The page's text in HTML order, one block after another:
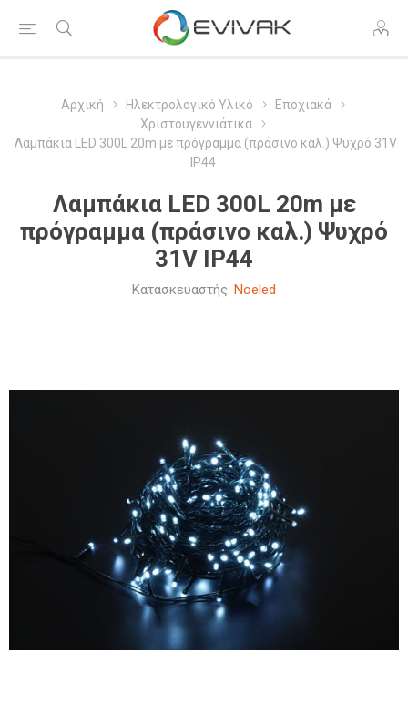
Αρχική Ηλεκτρολογικό Υλικό
Εποχιακά
Χριστουγεννιάτικα
Λαμπάκια LED 300L 20m με πρόγραμμα (πράσινο καλ.) Ψυχρό 31V
IP44
Λαμπάκια LED 300L 20m με
πρόγραμμα (πράσινο καλ.) Ψυχρό
31V IP44
Κατασκευαστής: Noeled